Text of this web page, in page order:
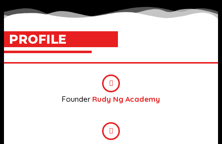
PROFILE
Founder Rudy Ng Academy